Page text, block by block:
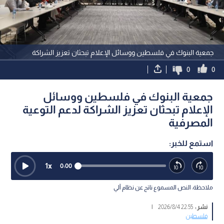
جمعية البنوك في فلسطين ووسائل الإعلام تبحثان تعزيز الشراكة
0
0
جمعية البنوك في فلسطين ووسائل
الإعلام تبحثان تعزيز الشراكة لدعم التوعية
المصرفية
استمع للخبر:
0:00
1x
ملاحظة: النص المسموع ناتج عن نظام آلي
نشر :22:55 2026/8/4
|
فلسطين